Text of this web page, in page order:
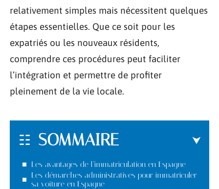
relativement simples mais nécessitent quelques
étapes essentielles. Que ce soit pour les
expatriés ou les nouveaux résidents,
comprendre ces procédures peut faciliter
l’intégration et permettre de profiter
pleinement de la vie locale.
SOMMAIRE
Les avantages de l’immatriculation en Espagne
Les démarches administratives pour immatriculer
sa voiture en Espagne